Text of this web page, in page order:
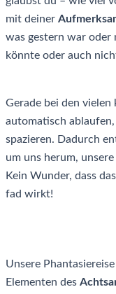
mit deiner
was gestern war oder
könnte oder auch
Gerade bei den vielen
automatisch ablaufen,
spazieren. Dadurch
um uns herum,
Kein Wunder, dass
fad wirkt!
Unsere
Elementen des